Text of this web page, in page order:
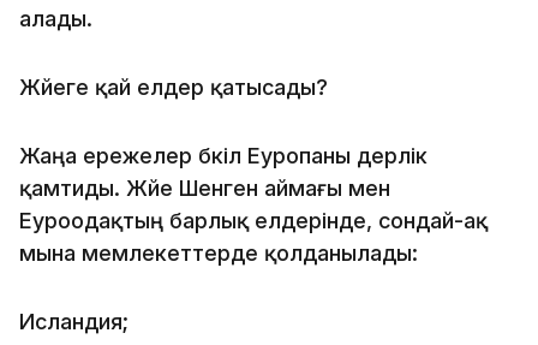
алады.
Жүйеге қай елдер қатысады?
Жаңа ережелер бүкіл Еуропаны дерлік
қамтиды. Жүйе Шенген аймағы мен
Еуроодақтың барлық елдерінде, сондай-ақ
мына мемлекеттерде қолданылады:
Исландия;